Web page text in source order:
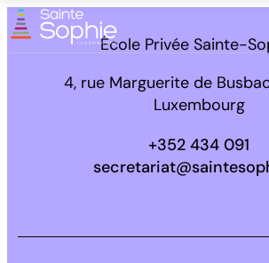
École Privée Sainte-
4, rue Marguerite de
Luxembourg
+352 434 091